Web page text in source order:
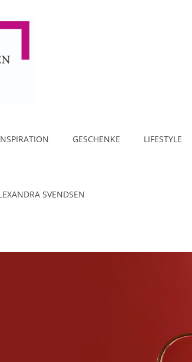
GESCHENKE LIFESTYLE
SVENDSEN